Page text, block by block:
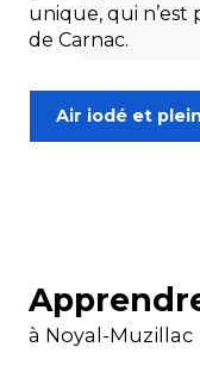
unique, qui n’est
de Carnac.
Air iodé et
à Noyal-Muzillac